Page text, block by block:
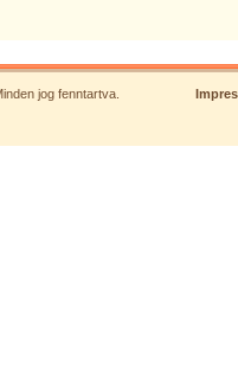
jog fenntartva.